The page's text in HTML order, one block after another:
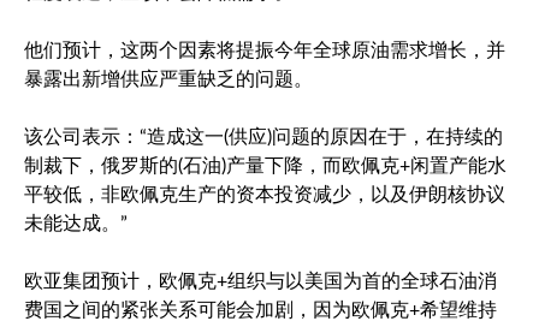
他们预计，这两个因素将提振今年全球原油需求增长，并
暴露出新增供应严重缺乏的问题。
该公司表示：“造成这一(供应)问题的原因在于，在持续的
制裁下，俄罗斯的(石油)产量下降，而欧佩克+闲置产能水
平较低，非欧佩克生产的资本投资减少，以及伊朗核协议
未能达成。”
欧亚集团预计，欧佩克+组织与以美国为首的全球石油消
费国之间的紧张关系可能会加剧，因为欧佩克+希望维持